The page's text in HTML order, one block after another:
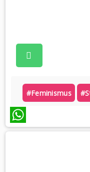
#feminismus
WhatsApp